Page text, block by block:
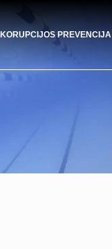
KORUPCIJOS PREVENCIJA